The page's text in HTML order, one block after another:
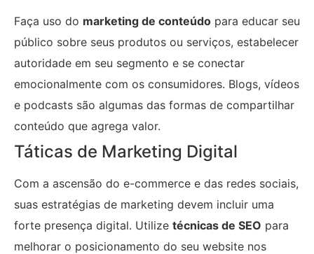
Faça uso do marketing de conteúdo para educar seu
público sobre seus produtos ou serviços, estabelecer
autoridade em seu segmento e se conectar
emocionalmente com os consumidores. Blogs, vídeos
e podcasts são algumas das formas de compartilhar
conteúdo que agrega valor.
Táticas de Marketing Digital
Com a ascensão do e-commerce e das redes sociais,
suas estratégias de marketing devem incluir uma
forte presença digital. Utilize técnicas de SEO para
melhorar o posicionamento do seu website nos